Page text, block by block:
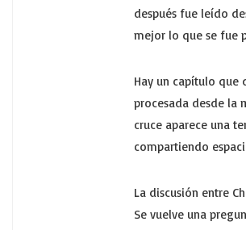
después fue leído
mejor lo que se fue
Hay un capítulo que
procesada desde la
cruce aparece una
compartiendo
La discusión entre
Se vuelve una